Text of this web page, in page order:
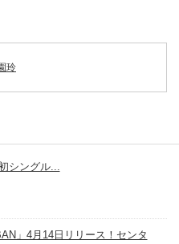
玲
シングル...
」4月14日リリース！センタ